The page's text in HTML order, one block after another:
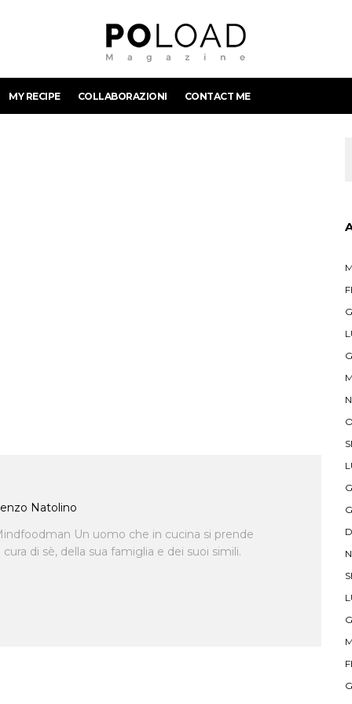
MY RECIPE COLLABORAZIONI CONTACT ME
Natolino
Un uomo che in cucina si prende
di sè, della sua famiglia e dei suoi simili.